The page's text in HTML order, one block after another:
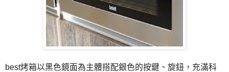
best烤箱以黑色鏡面為主體搭配銀色的按鍵、旋鈕，充滿科